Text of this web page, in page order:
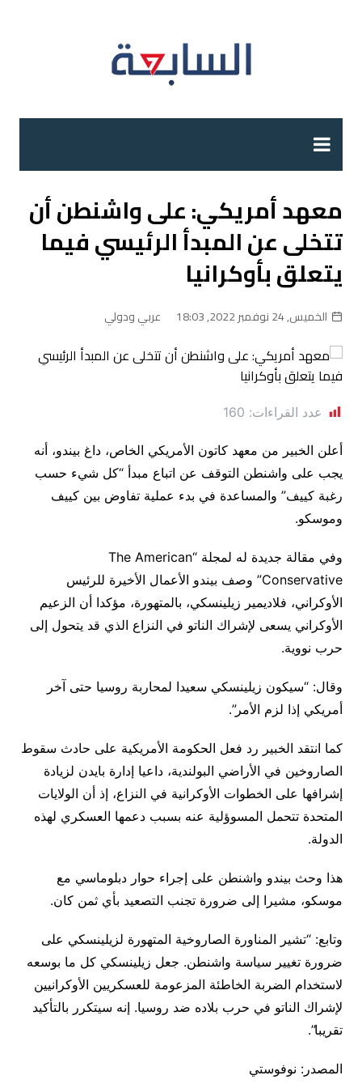
معهد أمريكي: على واشنطن أن
تتخلى عن المبدأ الرئيسي فيما
يتعلق بأوكرانيا
الخميس, 24 نوفمبر 2022, 18:03 عربي ودولي
عدد القراءات: 160
أعلن الخبير من معهد كاتون الأمريكي الخاص، داغ بيندو، أنه
يجب على واشنطن التوقف عن اتباع مبدأ “كل شيء حسب
رغبة كييف” والمساعدة في بدء عملية تفاوض بين كييف
وموسكو.
وفي مقالة جديدة له لمجلة “The American
Conservative” وصف بيندو الأعمال الأخيرة للرئيس
الأوكراني، فلاديمير زيلينسكي، بالمتهورة، مؤكدا أن الزعيم
الأوكراني يسعى لإشراك الناتو في النزاع الذي قد يتحول إلى
حرب نووية.
وقال: “سيكون زيلينسكي سعيدا لمحاربة روسيا حتى آخر
أمريكي إذا لزم الأمر”.
كما انتقد الخبير رد فعل الحكومة الأمريكية على حادث سقوط
الصاروخين في الأراضي البولندية، داعيا إدارة بايدن لزيادة
إشرافها على الخطوات الأوكرانية في النزاع، إذ أن الولايات
المتحدة تتحمل المسوؤلية عنه بسبب دعمها العسكري لهذه
الدولة.
هذا وحث بيندو واشنطن على إجراء حوار دبلوماسي مع
موسكو، مشيرا إلى ضرورة تجنب التصعيد بأي ثمن كان.
وتابع: “تشير المناورة الصاروخية المتهورة لزيلينسكي على
ضرورة تغيير سياسة واشنطن. جعل زيلينسكي كل ما بوسعه
لاستخدام الضربة الخاطئة المزعومة للعسكريين الأوكرانيين
لإشراك الناتو في حرب بلاده ضد روسيا. إنه سيتكرر بالتأكيد
تقريبا”.
المصدر: نوفوستي